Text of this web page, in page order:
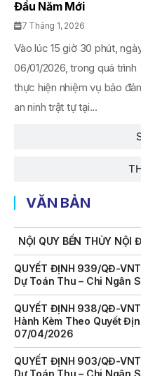
Đầu Năm Mới
7 Tháng 1, 2026
Vào lúc 15 giờ 30 phút,
06/01/2026, trong quá trình
thực hiện nhiệm vụ bảo
an ninh trật tự tại...
VĂN BẢN
Chức Đấu Giá Tài Sản Đối
Biển Số KH-0834
THÔNG BÁO Số 706/TB-
Chức Đấu Giá Tài Sản Đối
Số KH-0387
THÔNG BÁO Số 659/TB-
Thông Báo Số 641/TB-
Quản Lý Vịnh Nha Trang
NỘI QUY BẾN
NỘI QUY BẾN
QUYẾT ĐỊNH 939/QĐ-
Dự Toán Thu – Chi Ngân
QUYẾT ĐỊNH 938/QĐ-
Hành Kèm Theo Quyết
07/04/2026
Dự Toán Thu – Chi Ngân